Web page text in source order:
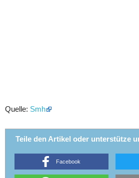
Quelle: Smh
Teile den Artikel oder unterstütze
Facebook